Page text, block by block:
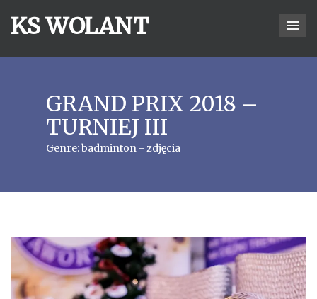
KS WOLANT
GRAND PRIX 2018 –
TURNIEJ III
Genre:badminton - zdjęcia